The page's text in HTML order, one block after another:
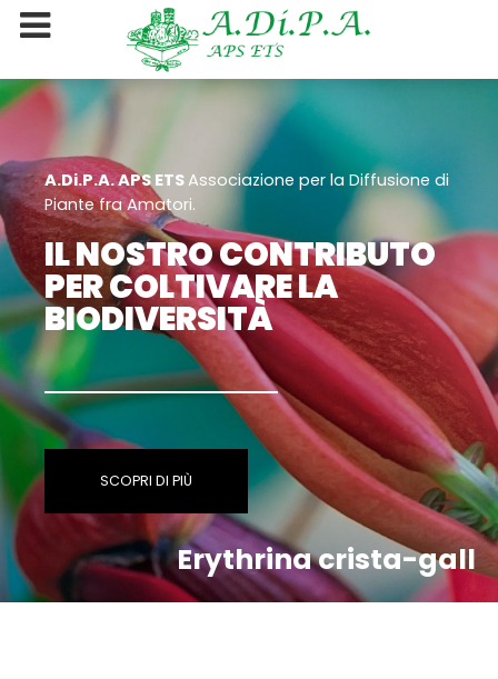
A.Di.P.A. APS ETSAssociazione per la Diffusione di
Piante fra Amatori.
IL NOSTRO CONTRIBUTO
PER COLTIVARE LA
BIODIVERSITÀ
SCOPRI DI PIÙ
Erythrina crista-gall